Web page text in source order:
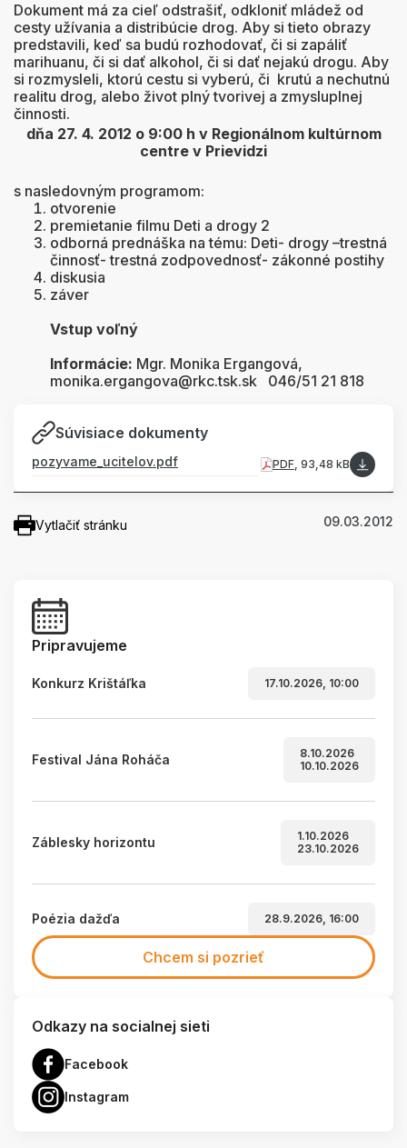
Dokument má za cieľ odstrašiť, odkloniť mládež od
cesty užívania a distribúcie drog. Aby si tieto obrazy
predstavili, keď sa budú rozhodovať, či si zapáliť
marihuanu, či si dať alkohol, či si dať nejakú drogu. Aby
si rozmysleli, ktorú cestu si vyberú, či krutú a nechutnú
realitu drog, alebo život plný tvorivej a zmysluplnej
činnosti.
dňa 27. 4. 2012 o 9:00 h v Regionálnom kultúrnom
centre v Prievidzi
s nasledovným programom:
otvorenie
premietanie filmu Deti a drogy 2
odborná prednáška na tému: Deti- drogy –trestná
činnosť- trestná zodpovednosť- zákonné postihy
diskusia
záver
Vstup voľný
Informácie: Mgr. Monika Ergangová,
monika.ergangova@rkc.tsk.sk 046/51 21 818
Súvisiace dokumenty
pozyvame_ucitelov.pdf PDF, 93,48 kB
Vytlačiť stránku 09.03.2012
Pripravujeme
Konkurz Krištáľka 17.10.2026, 10:00
Festival Jána Roháča
8.10.2026
10.10.2026
Záblesky horizontu
1.10.2026
23.10.2026
Poézia dažďa 28.9.2026, 16:00
Chcem si pozrieť
Odkazy na socialnej sieti
Facebook
Instagram